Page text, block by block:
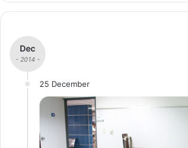
Dec
- 2014 -
25 December